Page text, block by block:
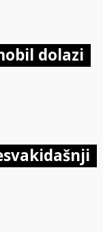
dolazi